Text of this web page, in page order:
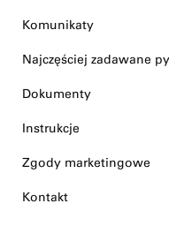
Komunikaty
Najczęściej zadawane
Dokumenty
Instrukcje
Zgody marketingowe
Kontakt